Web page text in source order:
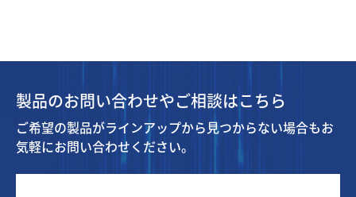
製品のお問い合わせやご相談はこちら
ご希望の製品がラインアップから見つからない場合もお
気軽にお問い合わせください。